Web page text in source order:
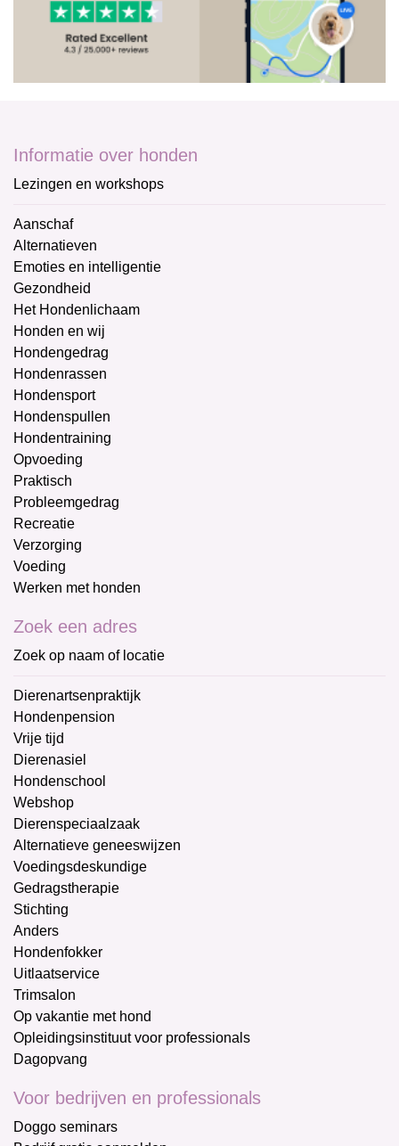
Informatie over honden
Lezingen en workshops
Aanschaf
Alternatieven
Emoties en intelligentie
Gezondheid
Het Hondenlichaam
Honden en wij
Hondengedrag
Hondenrassen
Hondensport
Hondenspullen
Hondentraining
Opvoeding
Praktisch
Probleemgedrag
Recreatie
Verzorging
Voeding
Werken met honden
Zoek een adres
Zoek op naam of locatie
Dierenartsenpraktijk
Hondenpension
Vrije tijd
Dierenasiel
Hondenschool
Webshop
Dierenspeciaalzaak
Alternatieve geneeswijzen
Voedingsdeskundige
Gedragstherapie
Stichting
Anders
Hondenfokker
Uitlaatservice
Trimsalon
Op vakantie met hond
Opleidingsinstituut voor professionals
Dagopvang
Voor bedrijven en professionals
Doggo seminars